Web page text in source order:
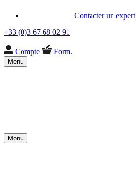
Contacter un expert
+33 (0)3 67 68 02 91
Compte Form.
Menu
Menu